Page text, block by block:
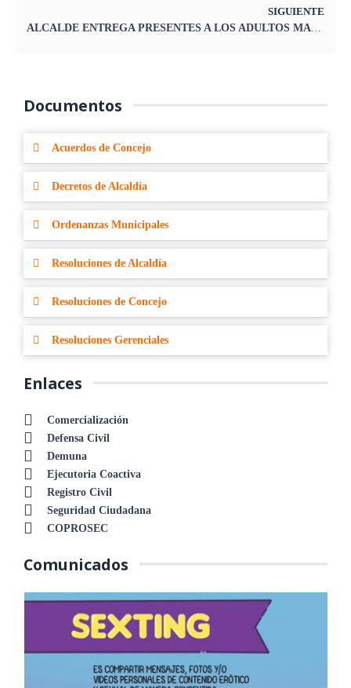
SIGUIENTE
Documentos
Acuerdos de Concejo
Decretos de Alcaldía
Ordenanzas Municipales
Resoluciones de Alcaldía
Resoluciones de Concejo
Resoluciones Gerenciales
Enlaces
Comercialización
Defensa Civil
Demuna
Ejecutoria Coactiva
Registro Civil
Seguridad Ciudadana
COPROSEC
Comunicados